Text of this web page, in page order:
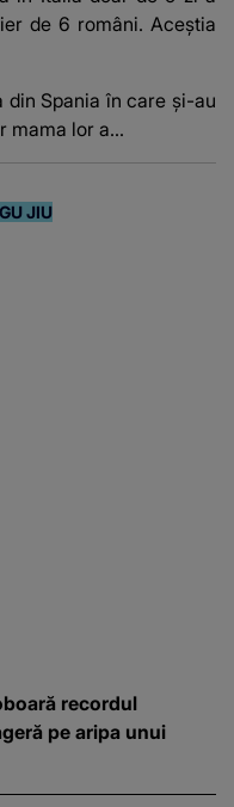
de 6 români. Aceștia
Spania în care și-au
mama lor a…
JIU
recordul
pe aripa unui